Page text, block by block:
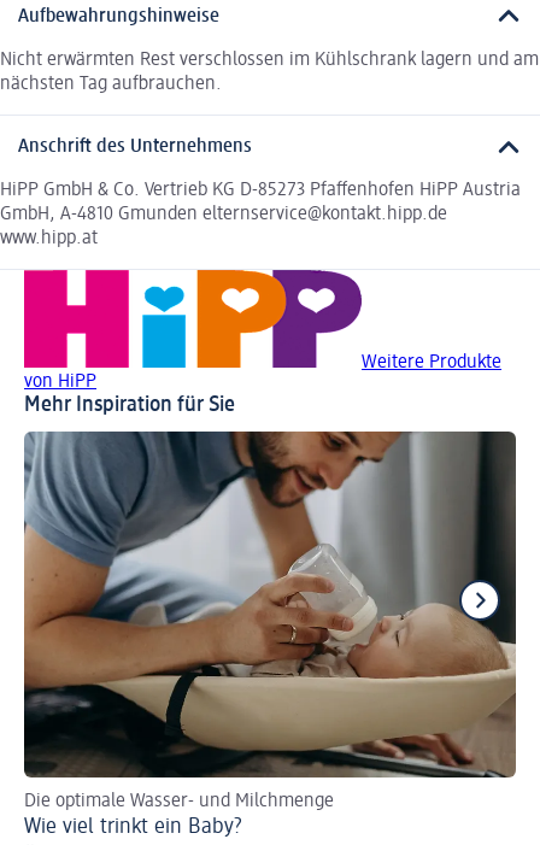
Aufbewahrungshinweise
Nicht erwärmten Rest verschlossen im Kühlschrank lagern und am
nächsten Tag aufbrauchen.
Anschrift des Unternehmens
HiPP GmbH & Co. Vertrieb KG D-85273 Pfaffenhofen HiPP Austria
GmbH, A-4810 Gmunden elternservice@kontakt.hipp.de
www.hipp.at
Weitere Produkte
von HiPP
Mehr Inspiration für Sie
Die optimale Wasser- und Milchmenge
Wie viel trinkt ein Baby?